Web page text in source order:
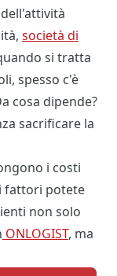
società di
si tratta
spesso c'è
cosa dipende?
sacrificare la
i costi
fattori potete
non solo
ONLOGIST, ma